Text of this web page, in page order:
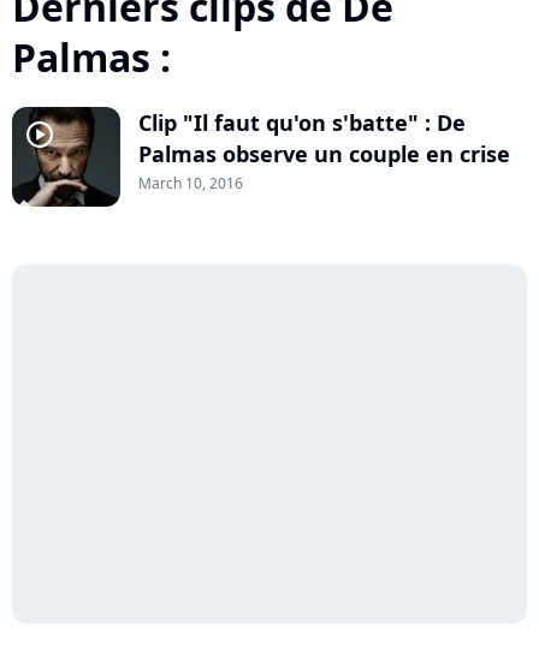
Palmas :
player2
Clip "Il faut qu'on s'batte" : De
Palmas observe un couple en crise
March 10, 2016